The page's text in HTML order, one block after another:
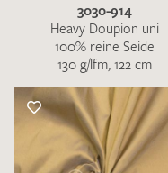
3030-914
Heavy Doupion uni
100% reine Seide
130 g/lfm, 122 cm